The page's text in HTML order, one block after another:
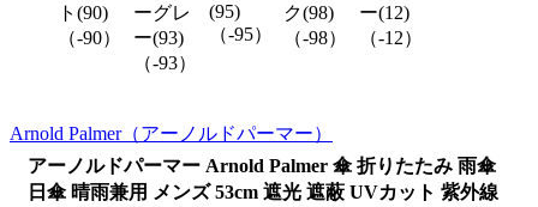
ト(90)
（-90）
ーグレ
ー(93)
（-93）
(95)
（-95）
ク(98)
（-98）
ー(12)
（-12）
Arnold Palmer（アーノルドパーマー）
アーノルドパーマー Arnold Palmer 傘 折りたたみ 雨傘
日傘 晴雨兼用 メンズ 53cm 遮光 遮蔽 UVカット 紫外線